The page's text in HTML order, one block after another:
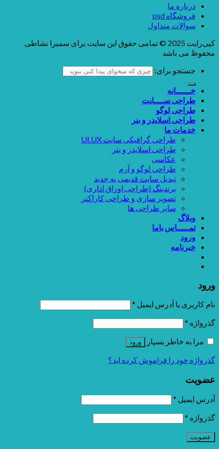
درباره ما
فروشگاه psd
سوالات متداول
کپی‌رایت 2025 © تمامی حقوق این سایت برای سمیرا نشاطی
محفوظ می باشد
جستجو برای:
خــــــانه
طراحی ســــایت
طراحی لوگو
طراحی اسلایدر و بنر
خدمات ما
طراحی گرافیکی سایت UI.UX
طراحی اسلایدر و بنر
عکاسی
طراحی لوگو و آرم
تبدیل سایت قدیمی به جدید
برندینگ (طراحی اوراق اداری)
تصویر سازی و طراحی کاراکتر
سایر طراحی ها
وبلاگ
تمـــــاس باما
ورود
خبرنامه
ورود
نام کاربری یا آدرس ایمیل *
گذرواژه *
مرا به خاطر بسپار
ورود
گذرواژه خود را فراموش کرده اید؟
عضویت
آدرس ایمیل *
گذرواژه *
عضویت